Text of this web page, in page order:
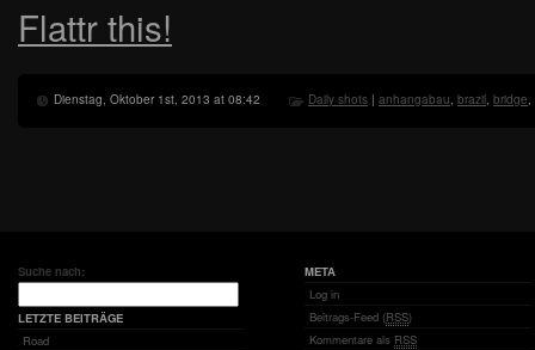
Flattr this!
Dienstag, Oktober 1st, 2013 at 08:42 Daily shots | anhangabau, brazil, bridge,
Suche nach:
LETZTE BEITRÄGE
Road
META
Log in
Beitrags-Feed (RSS)
Kommentare als RSS